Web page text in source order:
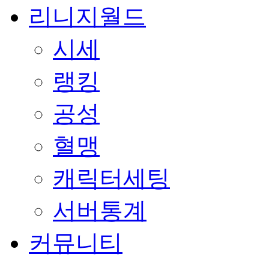
리니지월드
시세
랭킹
공성
혈맹
캐릭터세팅
서버통계
커뮤니티